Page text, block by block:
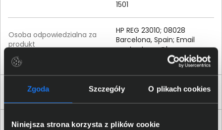
Zgoda Szczegóły O plikach cookies
Niniejsza strona korzysta z plików cookie
1501
Osoba odpowiedzialna za
produkt
HP REG 23010; 08028
Barcelona, Spain; Email
contact:reg@hp.com
Produkty podobne